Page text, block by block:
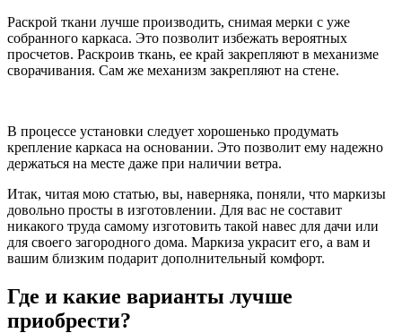
Раскрой ткани лучше производить, снимая мерки с уже
собранного каркаса. Это позволит избежать вероятных
просчетов. Раскроив ткань, ее край закрепляют в механизме
сворачивания. Сам же механизм закрепляют на стене.
В процессе установки следует хорошенько продумать
крепление каркаса на основании. Это позволит ему надежно
держаться на месте даже при наличии ветра.
Итак, читая мою статью, вы, наверняка, поняли, что маркизы
довольно просты в изготовлении. Для вас не составит
никакого труда самому изготовить такой навес для дачи или
для своего загородного дома. Маркиза украсит его, а вам и
вашим близким подарит дополнительный комфорт.
Где и какие варианты лучше
приобрести?